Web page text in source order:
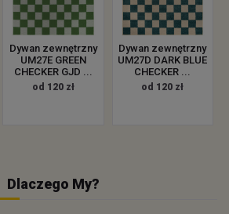
Dywan zewnętrzny
UM27E GREEN
CHECKER GJD ...
od 120 zł
Dywan zewnętrzny
UM27D DARK BLUE
CHECKER ...
od 120 zł
Dlaczego My?